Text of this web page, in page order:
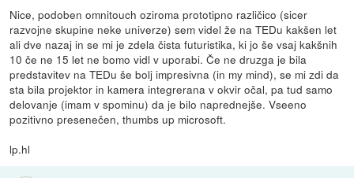
Nice, podoben omnitouch oziroma prototipno različico (sicer
razvojne skupine neke univerze) sem videl že na TEDu kakšen let
ali dve nazaj in se mi je zdela čista futuristika, ki jo še vsaj kakšnih
10 če ne 15 let ne bomo vidl v uporabi. Če ne druzga je bila
predstavitev na TEDu še bolj impresivna (in my mind), se mi zdi da
sta bila projektor in kamera integrerana v okvir očal, pa tud samo
delovanje (imam v spominu) da je bilo naprednejše. Vseeno
pozitivno presenečen, thumbs up microsoft.
lp.hl